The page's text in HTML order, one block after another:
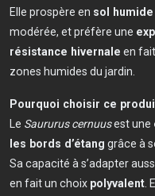
Elle prospère en sol
modérée, et préfère une
résistance hivernale en
zones humides du jardin.
Pourquoi choisir ce
Le Saururus cernuusest une
les bords d’étang grâce à
Sa capacité à s’adapter
en fait un choix polyvalent.